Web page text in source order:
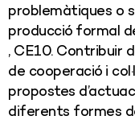
problemàtiques o
producció formal
, CE10. Contribuir
de cooperació i
propostes
diferents formes